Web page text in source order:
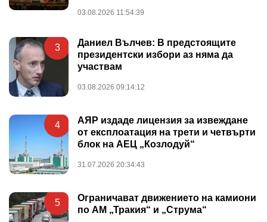
03.08.2026 11:54:39
3
Даниел Вълчев: В предстоящите
президентски избори аз няма да
участвам
03.08.2026 09:14:12
4
АЯР издаде лицензия за извеждане
от експлоатация на трети и четвърти
блок на АЕЦ „Козлодуй“
31.07.2026 20:34:43
5
Ограничават движението на камиони
по АМ „Тракия“ и „Струма“